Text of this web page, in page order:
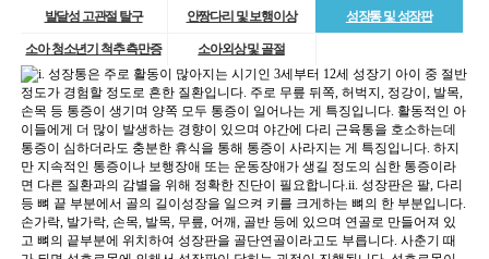
발달성 고관절 탈구 안짱다리 및 보행이상 성장통 및 성장판
소아 청소년기 척추 측만증 소아외상 및 골절